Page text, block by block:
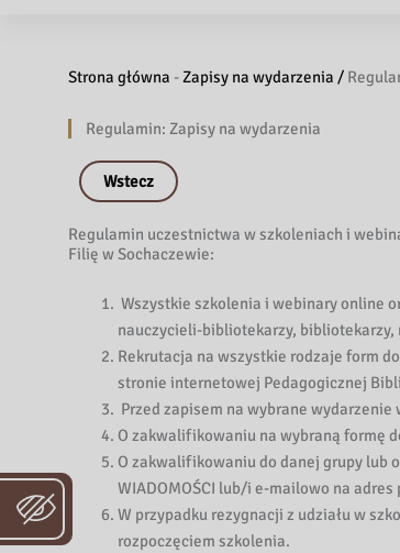
Strona główna -Zapisy na wydarzenia /
Regulamin: Zapisy na wydarzenia
Wstecz
Regulamin uczestnictwa w szkoleniach i
Filię w Sochaczewie:
Wszystkie szkolenia i webinary online
nauczycieli-bibliotekarzy,
Rekrutacja na wszystkie rodzaje form
stronie internetowej Pedagogicznej
Przed zapisem na wybrane
O zakwalifikowaniu na wybraną formę
O zakwalifikowaniu do danej grupy lub
WIADOMOŚCI lub/i e-mailowo na adres
W przypadku rezygnacji z udziału w
rozpoczęciem szkolenia.